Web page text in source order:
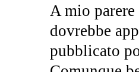
A mio
dovrebbe
pubblicato